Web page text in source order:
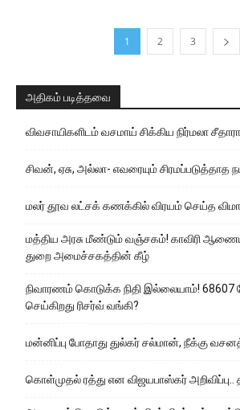
1 2 3
அதிகம் படித்தவை
விவசாயிகளிடம் வசமாய் சிக்கிய நிர்மலா
சிவன், ஏசு, அல்லா- எவரையும் சிரமப்படுத்தாத
மலர் தூவ லட்சக் கணக்கில் விரயம் செய்த
மத்திய அரசு மீண்டும் வஞ்சகம்! காவிரி
துறை அமைச்சகத்தின் கீழ்
நிவாரணம் கொடுக்க நிதி இல்லையாம்! 68607
செய்கிறது ரிசர்வ் வங்கி?
மன்னிப்பு போதாது துல்கர் சல்மான், நீக்கு
கொள்முதல் ரத்து என விஜயபாஸ்கர் அறிவிப்பு..